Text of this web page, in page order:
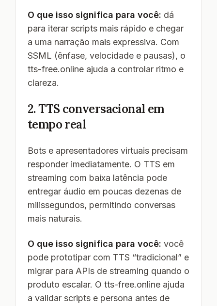
O que isso significa para você: dá
para iterar scripts mais rápido e chegar
a uma narração mais expressiva. Com
SSML (ênfase, velocidade e pausas), o
tts-free.online ajuda a controlar ritmo e
clareza.
2. TTS conversacional em
tempo real
Bots e apresentadores virtuais precisam
responder imediatamente. O TTS em
streaming com baixa latência pode
entregar áudio em poucas dezenas de
milissegundos, permitindo conversas
mais naturais.
O que isso significa para você: você
pode prototipar com TTS “tradicional” e
migrar para APIs de streaming quando o
produto escalar. O tts-free.online ajuda
a validar scripts e persona antes de